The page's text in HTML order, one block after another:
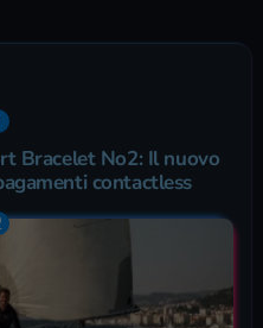
Bracelet No2: Il nuovo
contactless